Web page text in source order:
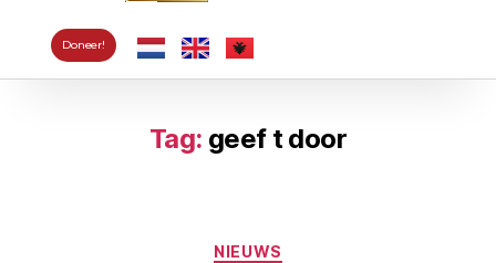
Doneer!
Tag: geef t door
NIEUWS